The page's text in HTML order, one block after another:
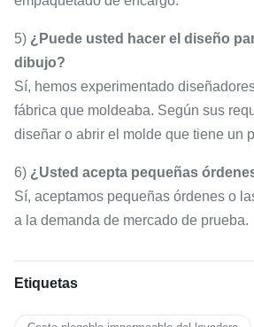
5) ¿Puede usted hacer el diseño
dibujo?
Sí, hemos experimentado
fábrica que moldeaba. Según sus
diseñar o abrir el molde que tiene un
6) ¿Usted acepta pequeñas
Sí, aceptamos pequeñas órdenes o
a la demanda de mercado de prueba.
Etiquetas